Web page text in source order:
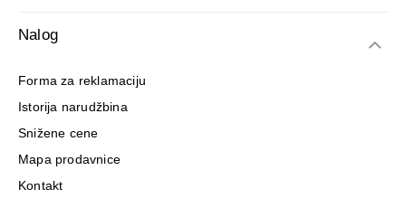
Nalog
Forma za reklamaciju
Istorija narudžbina
Snižene cene
Mapa prodavnice
Kontakt